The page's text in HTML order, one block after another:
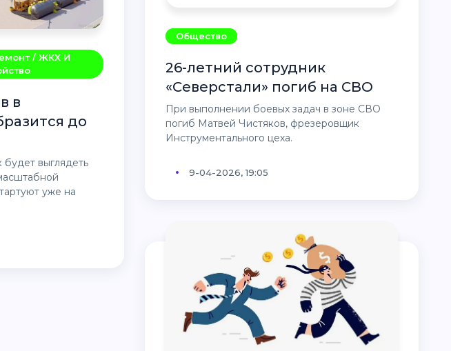
/ ЖКХ И
до
уже на
Общество
26-летний сотрудник
«Северстали» погиб на СВО
При выполнении боевых задач в зоне СВО
погиб Матвей Чистяков, фрезеровщик
Инструментального цеха.
9-04-2026, 19:05